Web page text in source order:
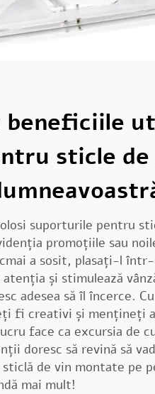
beneficiile
sticle de
suporturile pentru
promoțiile sau
a sosit, plasați-l
și stimulează
adesea să îl încerce.
fi creativi și mențineți
face ca excursia de
doresc să revină să
de vin montate pe
mai mult!